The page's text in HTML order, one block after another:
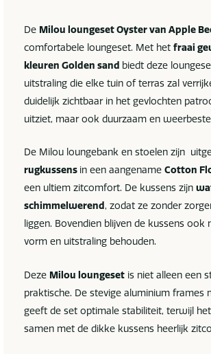
De Milou loungeset Oyster van Apple
comfortabele loungeset. Met hetfraai
kleuren Golden sand biedt deze
uitstraling die elke tuin of terras zal
duidelijk zichtbaar in het gevlochten
uitziet, maar ook duurzaam en
De Milou loungebank en stoelen zijn
rugkussens in een aangenameCotton
een ultiem zitcomfort. De kussens zijn
schimmelwerend, zodat ze zonder
liggen. Bovendien blijven de kussens ook
vorm en uitstraling behouden.
Deze Milou loungeset is niet alleen een
praktische. De stevige aluminium frames
geeft de set optimale stabiliteit, terwijl
samen met de dikke kussens heerlijk